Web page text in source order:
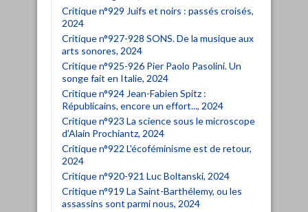
Critique n°929 Juifs et noirs : passés croisés,
2024
Critique n°927-928 SONS. De la musique aux
arts sonores, 2024
Critique n°925-926 Pier Paolo Pasolini. Un
songe fait en Italie, 2024
Critique n°924 Jean-Fabien Spitz :
Républicains, encore un effort..., 2024
Critique n°923 La science sous le microscope
d’Alain Prochiantz, 2024
Critique n°922 L'écoféminisme est de retour,
2024
Critique n°920-921 Luc Boltanski, 2024
Critique n°919 La Saint-Barthélemy, ou les
assassins sont parmi nous, 2024